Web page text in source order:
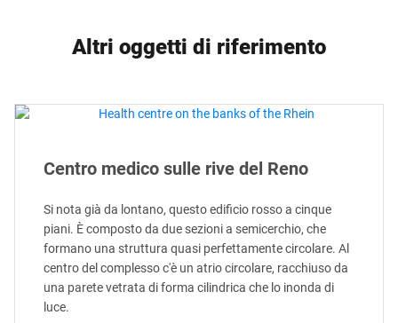
Altri oggetti di riferimento
Centro medico sulle rive del Reno
Si nota già da lontano, questo edificio rosso a cinque
piani. È composto da due sezioni a semicerchio, che
formano una struttura quasi perfettamente circolare. Al
centro del complesso c'è un atrio circolare, racchiuso da
una parete vetrata di forma cilindrica che lo inonda di
luce.